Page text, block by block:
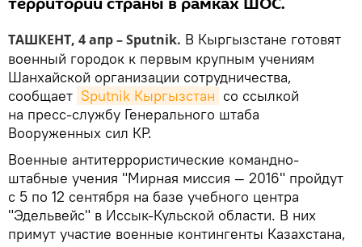
ТАШКЕНТ, 4 апр – Sputnik. В Кыргызстане готовят
военный городок к первым крупным учениям
Шанхайской организации сотрудничества,
сообщает Sputnik Кыргызстан со ссылкой
на пресс-службу Генерального штаба
Вооруженных сил КР.
Военные антитеррористические командно-
штабные учения "Мирная миссия — 2016" пройдут
с 5 по 12 сентября на базе учебного центра
"Эдельвейс" в Иссык-Кульской области. В них
примут участие военные контингенты Казахстана,